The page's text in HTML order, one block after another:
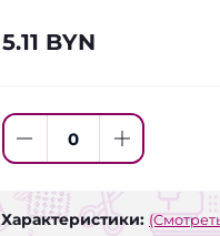
5.11 BYN
Характеристики: